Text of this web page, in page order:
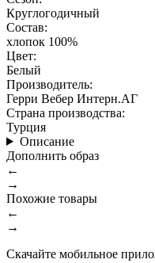
Круглогодичный
Состав:
хлопок 100%
Цвет:
Белый
Производитель:
Герри Вебер Интерн.АГ
Страна производства:
Турция
Описание
Дополнить образ
←
→
Похожие товары
←
→
Скачайте мобильное